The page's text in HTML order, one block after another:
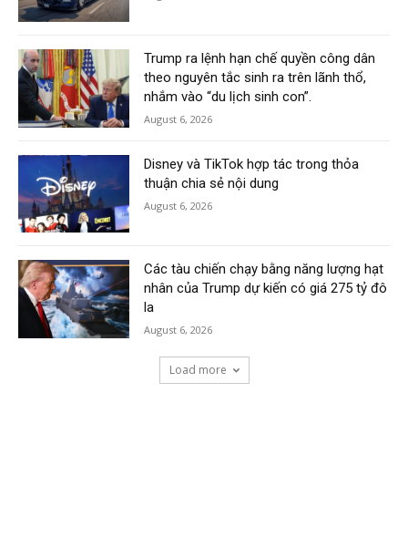
Trump ra lệnh hạn chế quyền công dân
theo nguyên tắc sinh ra trên lãnh thổ,
nhắm vào “du lịch sinh con”.
August 6, 2026
Disney và TikTok hợp tác trong thỏa
thuận chia sẻ nội dung
August 6, 2026
Các tàu chiến chạy bằng năng lượng hạt
nhân của Trump dự kiến có giá 275 tỷ đô
la
August 6, 2026
Load more